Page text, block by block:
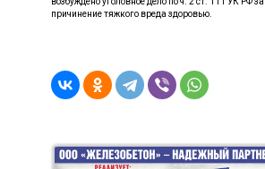
причинение тяжкого вреда здоровью.